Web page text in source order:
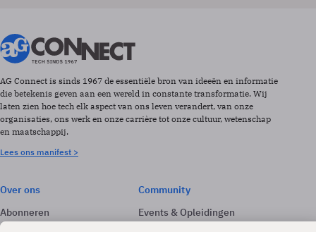
AG Connect is sinds 1967 de essentiële bron van ideeën en informatie
die betekenis geven aan een wereld in constante transformatie. Wij
laten zien hoe tech elk aspect van ons leven verandert, van onze
organisaties, ons werk en onze carrière tot onze cultuur, wetenschap
en maatschappij.
Lees ons manifest >
Over ons
Abonneren
Adverteren
Community
Events & Opleidingen